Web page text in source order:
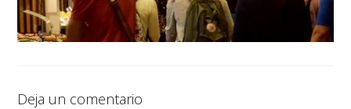
Deja un comentario